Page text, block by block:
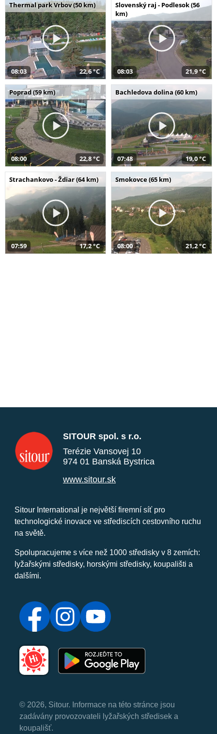
Thermal park Vrbov (50 km)
08:03 22,6 °C
Slovenský raj - Podlesok (56
km)
08:03 21,9 °C
Poprad (59 km)
08:00 22,8 °C
Bachledova dolina (60 km)
07:48 19,0 °C
Strachankovo - Ždiar (64 km)
07:59 17,2 °C
Smokovce (65 km)
08:00 21,2 °C
SITOUR spol. s r.o.
Terézie Vansovej 10
974 01 Banská Bystrica
www.sitour.sk
Sitour International je největší firemní síť pro
technologické inovace ve střediscích cestovního ruchu
na světě.
Spolupracujeme s více než 1000 středisky v 8 zemích:
lyžařskými středisky, horskými středisky, koupališti a
dalšími.
© 2026, Sitour. Informace na této stránce jsou
zadávány provozovateli lyžařských středisek a
koupališť.